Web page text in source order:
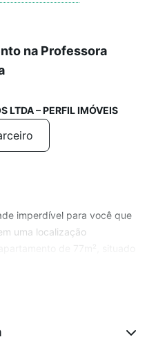
na Professora
LTDA – PERFIL IMÓVEIS
imperdível para você que
uma localização
818, no coração de
para famílias e profissionais
1 suíte, esta unidade